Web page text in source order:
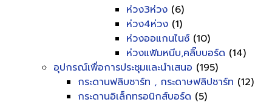
ห่วง3ห่วง (6)
ห่วง4ห่วง (1)
ห่วงออแกนไนซ์ (10)
ห่วงแฟ้มหนีบ,คลิ๊บบอร์ด (14)
อุปกรณ์เพื่อการประชุมและนำเสนอ (195)
กระดานฟลิบชาร์ท , กระดาษฟลิปชาร์ท (12)
กระดานอิเล็กทรอนิกส์บอร์ด (5)